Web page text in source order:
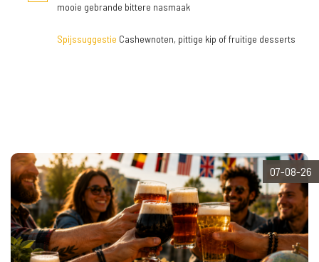
mooie gebrande bittere nasmaak
Spijssuggestie Cashewnoten, pittige kip of fruitige desserts
07-08-26